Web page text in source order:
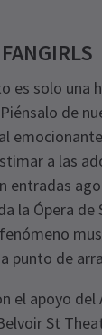
es solo una
de
a las
entradas
la Ópera de
punto de
el apoyo
St